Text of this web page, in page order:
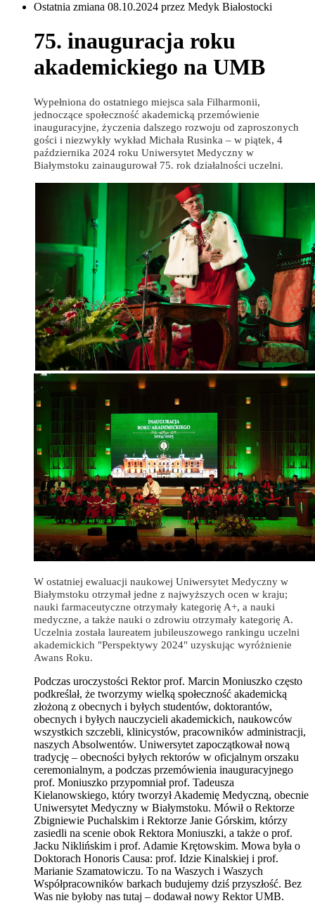
Ostatnia zmiana 08.10.2024 przez Medyk Białostocki
75. inauguracja roku
akademickiego na UMB
Wypełniona do ostatniego miejsca sala Filharmonii,
jednoczące społeczność akademicką przemówienie
inauguracyjne, życzenia dalszego rozwoju od zaproszonych
gości i niezwykły wykład Michała Rusinka – w piątek, 4
października 2024 roku Uniwersytet Medyczny w
Białymstoku zainaugurował 75. rok działalności uczelni.
W ostatniej ewaluacji naukowej Uniwersytet Medyczny w
Białymstoku otrzymał jedne z najwyższych ocen w kraju;
nauki farmaceutyczne otrzymały kategorię A+, a nauki
medyczne, a także nauki o zdrowiu otrzymały kategorię A.
Uczelnia została laureatem jubileuszowego rankingu uczelni
akademickich "Perspektywy 2024" uzyskując wyróżnienie
Awans Roku.
Podczas uroczystości Rektor prof. Marcin Moniuszko często
podkreślał, że tworzymy wielką społeczność akademicką
złożoną z obecnych i byłych studentów, doktorantów,
obecnych i byłych nauczycieli akademickich, naukowców
wszystkich szczebli, klinicystów, pracowników administracji,
naszych Absolwentów. Uniwersytet zapoczątkował nową
tradycję – obecności byłych rektorów w oficjalnym orszaku
ceremonialnym, a podczas przemówienia inauguracyjnego
prof. Moniuszko przypomniał prof. Tadeusza
Kielanowskiego, który tworzył Akademię Medyczną, obecnie
Uniwersytet Medyczny w Białymstoku. Mówił o Rektorze
Zbigniewie Puchalskim i Rektorze Janie Górskim, którzy
zasiedli na scenie obok Rektora Moniuszki, a także o prof.
Jacku Niklińskim i prof. Adamie Krętowskim. Mowa była o
Doktorach Honoris Causa: prof. Idzie Kinalskiej i prof.
Marianie Szamatowiczu. To na Waszych i Waszych
Współpracowników barkach budujemy dziś przyszłość. Bez
Was nie byłoby nas tutaj – dodawał nowy Rektor UMB.